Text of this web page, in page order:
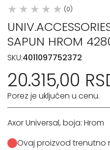
(0)
SAPUN HROM
SKU:4011097752372
20.315,00
Porez je uključen u cenu.
Axor Universal, boja: Hrom
Ovaj proizvod trenutno